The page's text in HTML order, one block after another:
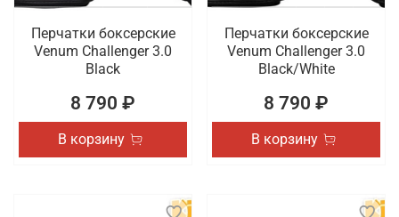
Перчатки боксерские
Venum Challenger 3.0
Black
8 790 ₽
В корзину
Перчатки боксерские
Venum Challenger 3.0
Black/White
8 790 ₽
В корзину